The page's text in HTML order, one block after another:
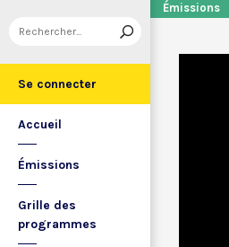
Se connecter
Accueil
Émissions
Grille des
programmes
Émissions